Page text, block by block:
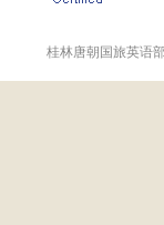
桂林唐朝国旅英语